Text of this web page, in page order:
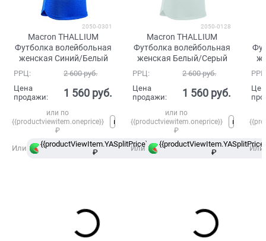
2050-0301
Macron THALLIUM
Футболка волейбольная
женская Синий/Белый
РРЦ: 2 600 руб.
Цена
продажи:
1 560 руб.
или по
{{productviewitem.oneprice}}
₽
Или
{{productViewItem.YASplitPrice}}
₽
в
Сплит
2050-0128
Macron THALLIUM
Футболка волейбольная
женская Белый/Серый
РРЦ: 2 600 руб.
Цена
продажи:
1 560 руб.
или по
{{productviewitem.oneprice}}
₽
Или
₽
Или